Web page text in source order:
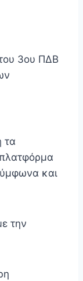
3ου ΠΔΒ
τα
και
την